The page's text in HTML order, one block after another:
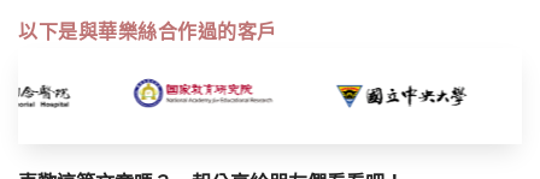
以下是與華樂絲合作過的客戶